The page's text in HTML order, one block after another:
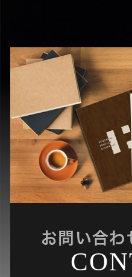
個人情報保護に関する
TEL:011-683-4510
寿建設株式会社 法
お問い合わ